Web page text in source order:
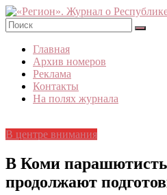
Skip
to
content
«Регион».
Журнал
Республике
Коми
Главная
Архив номеров
Реклама
Контакты
На полях журнала
В центре внимания
В Коми
продолжают